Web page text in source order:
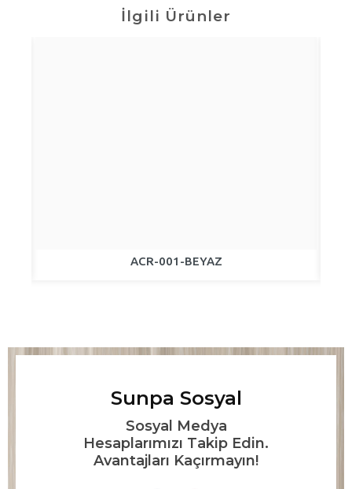
İlgili Ürünler
ACR-001-BEYAZ
Sunpa Sosyal
Sosyal Medya
Hesaplarımızı Takip Edin.
Avantajları Kaçırmayın!